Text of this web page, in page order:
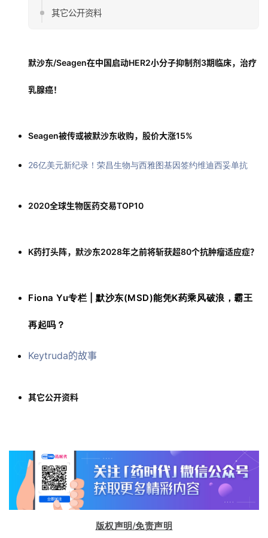
其它公开资料
默沙东/Seagen在中国启动HER2小分子抑制剂3期临床，治疗
乳腺癌！
Seagen被传或被默沙东收购，股价大涨15%
26亿美元新纪录！荣昌生物与西雅图基因签约维迪西妥单抗
2020全球生物医药交易TOP10
K药打头阵，默沙东2028年之前将斩获超80个抗肿瘤适应症？
Fiona Yu专栏 | 默沙东(MSD)能凭K药乘风破浪，霸王
再起吗？
Keytruda的故事
其它公开资料
版权声明/免责声明